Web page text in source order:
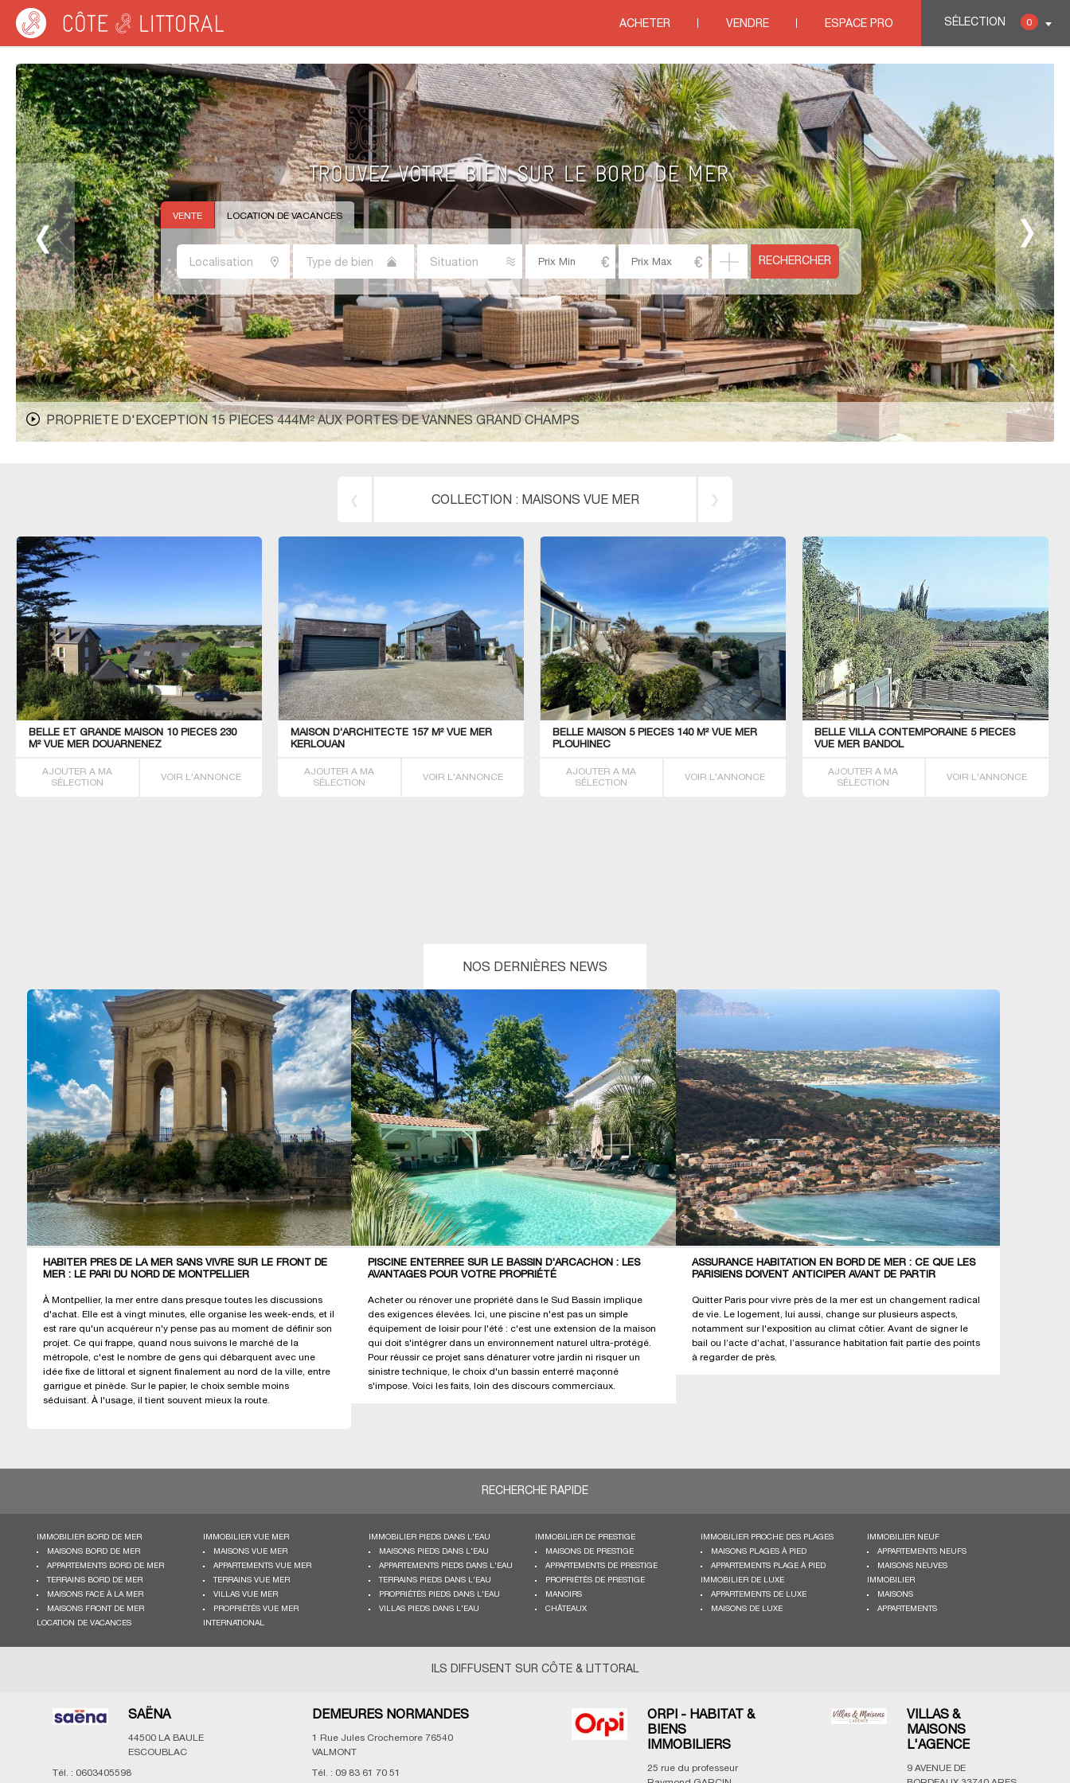
SÉLECTION 0
ACHETER VENDRE ESPACE PRO
Côte & Littoral
PROPRIETE D'EXCEPTION 15 PIECES 444M² AUX PORTES DE VANNES GRAND CHAMPS
VENTE LOCATION DE VACANCES
Localisation Type de bien Situation
COLLECTION : MAISONS VUE MER
BELLE ET GRANDE MAISON 10 PIECES 230
M² VUE MER DOUARNENEZ
AJOUTER A MA
SÉLECTION
VOIR L'ANNONCE
MAISON D'ARCHITECTE 157 M² VUE MER
KERLOUAN
AJOUTER A MA
SÉLECTION
VOIR L'ANNONCE
BELLE MAISON 5 PIECES 140 M² VUE MER
PLOUHINEC
AJOUTER A MA
SÉLECTION
VOIR L'ANNONCE
BELLE VILLA CONTEMPORAINE 5 PIECES
VUE MER BANDOL
AJOUTER A MA
SÉLECTION
VOIR L'ANNONCE
NOS DERNIÈRES NEWS
HABITER PRÈS DE LA MER SANS VIVRE SUR LE FRONT DE
MER : LE PARI DU NORD DE MONTPELLIER
À Montpellier, la mer entre dans presque toutes les discussions
d'achat. Elle est à vingt minutes, elle organise les week-ends, et il
est rare qu'un acquéreur n'y pense pas au moment de définir son
projet. Ce qui frappe, quand nous suivons le marché de la
métropole, c'est le nombre de gens qui débarquent avec une
idée fixe de littoral et signent finalement au nord de la ville, entre
garrigue et pinède. Sur le papier, le choix semble moins
séduisant. À l'usage, il tient souvent mieux la route.
PISCINE ENTERRÉE SUR LE BASSIN D'ARCACHON : LES
AVANTAGES POUR VOTRE PROPRIÉTÉ
Acheter ou rénover une propriété dans le Sud Bassin implique
des exigences élevées. Ici, une piscine n'est pas un simple
équipement de loisir pour l'été : c'est une extension de la maison
qui doit s'intégrer dans un environnement naturel ultra-protégé.
Pour réussir ce projet sans dénaturer votre jardin ni risquer un
sinistre technique, le choix d'un bassin enterré maçonné
s'impose. Voici les faits, loin des discours commerciaux.
ASSURANCE HABITATION EN BORD DE MER : CE QUE LES
PARISIENS DOIVENT ANTICIPER AVANT DE PARTIR
Quitter Paris pour vivre près de la mer est un changement radical
de vie. Le logement, lui aussi, change sur plusieurs aspects,
notamment sur l'exposition au climat côtier. Avant de signer le
bail ou l’acte d’achat, l’assurance habitation fait partie des points
à regarder de près.
RECHERCHE RAPIDE
IMMOBILIER BORD DE MER
MAISONS BORD DE MER
APPARTEMENTS BORD DE MER
TERRAINS BORD DE MER
MAISONS FACE À LA MER
MAISONS FRONT DE MER
IMMOBILIER VUE MER
MAISONS VUE MER
APPARTEMENTS VUE MER
TERRAINS VUE MER
VILLAS VUE MER
PROPRIÉTÉS VUE MER
IMMOBILIER PIEDS DANS L'EAU
MAISONS PIEDS DANS L'EAU
APPARTEMENTS PIEDS DANS L'EAU
TERRAINS PIEDS DANS L'EAU
PROPRIÉTÉS PIEDS DANS L'EAU
VILLAS PIEDS DANS L'EAU
IMMOBILIER DE PRESTIGE
MAISONS DE PRESTIGE
APPARTEMENTS DE PRESTIGE
PROPRIÉTÉS DE PRESTIGE
MANOIRS
CHÂTEAUX
IMMOBILIER PROCHE DES PLAGES
MAISONS PLAGES À PIED
APPARTEMENTS PLAGE À PIED
IMMOBILIER NEUF
APPARTEMENTS NEUFS
MAISONS NEUVES
IMMOBILIER DE LUXE
APPARTEMENTS DE LUXE
MAISONS DE LUXE
IMMOBILIER
MAISONS
APPARTEMENTS
LOCATION DE VACANCES
INTERNATIONAL
ILS DIFFUSENT SUR CÔTE & LITTORAL
SAËNA
44500
LA BAULE
ESCOUBLAC
Tél. : 0603405598
DEMEURES NORMANDES
1 Rue Jules Crochemore 76540
VALMONT
Tél. : 09 83 61 70 51
ORPI - HABITAT &
BIENS
IMMOBILIERS
25 rue du professeur
VILLAS &
MAISONS
L'AGENCE
9 AVENUE DE